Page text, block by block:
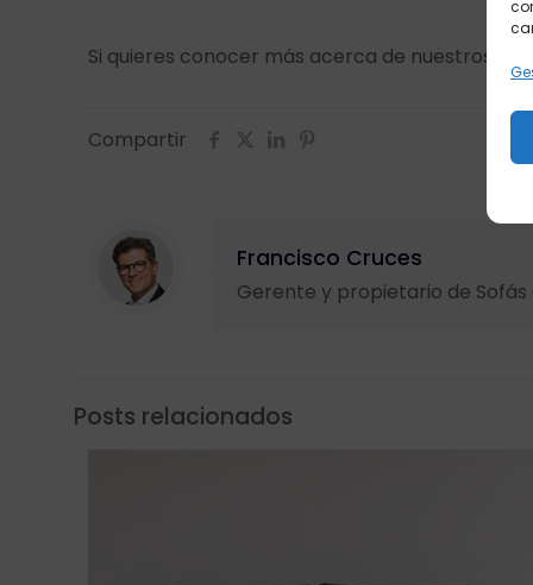
Si quieres conocer más acerca de nuestros
Compartir
Francisco Cruces
Gerente y propietario de Sofás
Posts relacionados